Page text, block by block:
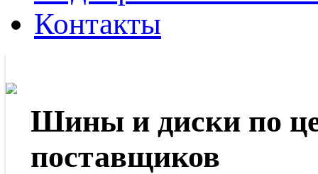
Контакты
Шины и диски по
поставщиков